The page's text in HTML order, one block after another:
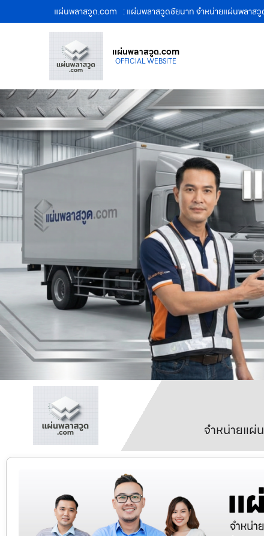
แผ่นพลาสวูด.com : แผ่นพลาสวูดชัยนาท จำหน่ายแผ่นพลาส
แผ่นพลาสวูด.com
OFFICIAL WEBSITE
จำหน่ายแผ่